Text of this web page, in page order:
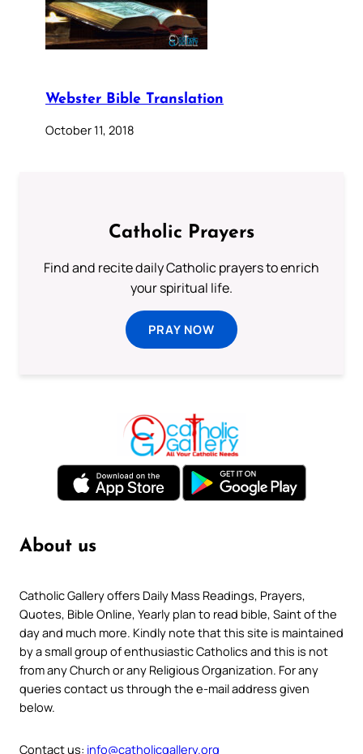
Webster Bible Translation
October 11, 2018
Catholic Prayers
Find and recite daily Catholic prayers to enrich
your spiritual life.
PRAY NOW
About us
Catholic Gallery offers Daily Mass Readings, Prayers,
Quotes, Bible Online, Yearly plan to read bible, Saint of the
day and much more. Kindly note that this site is maintained
by a small group of enthusiastic Catholics and this is not
from any Church or any Religious Organization. For any
queries contact us through the e-mail address given
below.
Contact us: info@catholicgallery.org